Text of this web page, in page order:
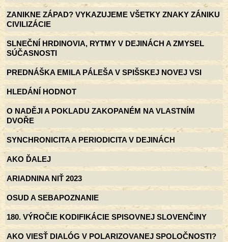
ZANIKNE ZÁPAD? VYKAZUJEME VŠETKY ZNAKY ZÁNIKU
CIVILIZÁCIE
SLNEČNÍ HRDINOVIA, RYTMY V DEJINÁCH A ZMYSEL
SÚČASNOSTI
PREDNÁŠKA EMILA PÁLEŠA V SPIŠSKEJ NOVEJ VSI
HLEDÁNÍ HODNOT
O NADĚJI A POKLADU ZAKOPANÉM NA VLASTNÍM
DVOŘE
SYNCHRONICITA A PERIODICITA V DEJINÁCH
AKO ĎALEJ
ARIADNINA NIŤ 2023
OSUD A SEBAPOZNANIE
180. VÝROČIE KODIFIKÁCIE SPISOVNEJ SLOVENČINY
AKO VIESŤ DIALÓG V POLARIZOVANEJ SPOLOČNOSTI?